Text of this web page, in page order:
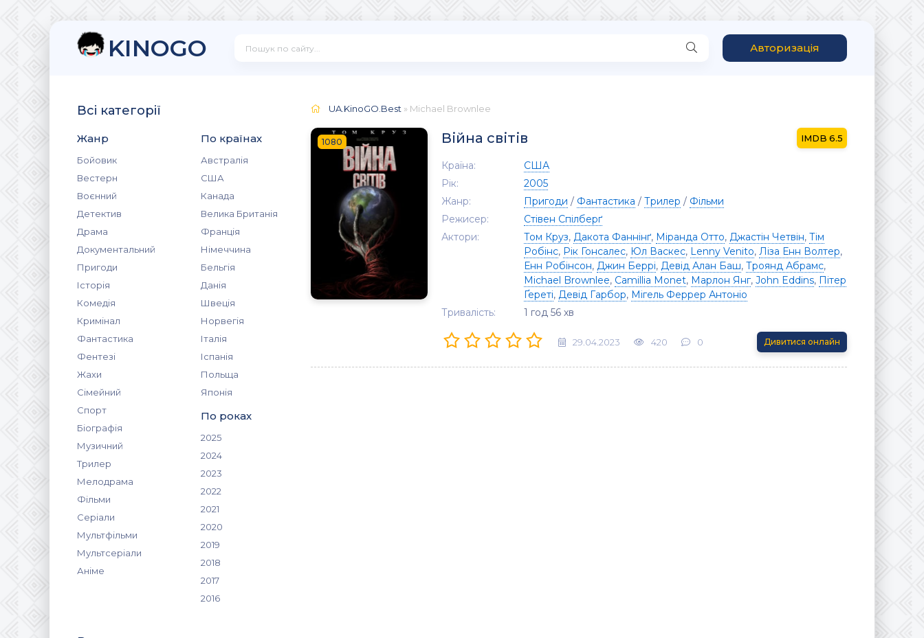
KINOGO Авторизація
Всі категорії
Жанр
Бойовик
Вестерн
Воєнний
Детектив
Драма
Документальний
Пригоди
Історія
Комедія
Кримінал
Фантастика
Фентезі
Жахи
Сімейний
Спорт
Біографія
Музичний
Трилер
Мелодрама
Фільми
Серіали
Мультфільми
Мультсеріали
Аніме
По країнах
Австралія
США
Канада
Велика Британія
Франція
Німеччина
Бельгія
Данія
Швеція
Норвегія
Італія
Іспанія
Польща
Японія
По роках
2025
2024
2023
2022
2021
2020
2019
2018
2017
2016
UA.KinoGO.Best » Michael Brownlee
1080 Війна світів 6.5
Країна:
США
Рік:
2005
Жанр:
Пригоди / Фантастика / Трилер / Фільми
Режисер:
Стівен Спілберґ
Актори:
Том Круз, Дакота Фаннінґ, Міранда Отто, Джастін Четвін, Тім
Робінс, Рік Гонсалес, Юл Васкес, Lenny Venito, Ліза Енн Волтер,
Енн Робінсон, Джин Беррі, Девід Алан Баш, Троянд Абрамс,
Michael Brownlee, Camillia Monet, Марлон Янг, John Eddins, Пітер
Ґереті, Девід Гарбор, Мігель Феррер Антоніо
Тривалість:
1 год 56 хв
29.04.2023 420 0 Дивитися онлайн